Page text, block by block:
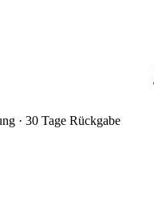
· 30 Tage Rückgabe